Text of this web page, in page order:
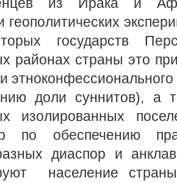
геополитических
государств
районах страны это
доли суннитов), а
изолированных
по обеспечению
диаспор и
население